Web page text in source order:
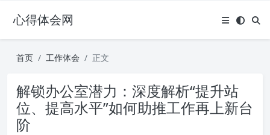
心得体会网
首页 工作体会 正文
解锁办公室潜力：深度解析“提升站
位、提高水平”如何助推工作再上新台
阶